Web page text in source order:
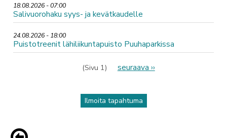
18.08.2026 - 07:00
Salivuorohaku syys- ja kevätkaudelle
24.08.2026 - 18:00
Puistotreenit lähiliikuntapuisto Puuhaparkissa
(Sivu 1)
Seuraava
seuraava ››
Ilmoita tapahtuma